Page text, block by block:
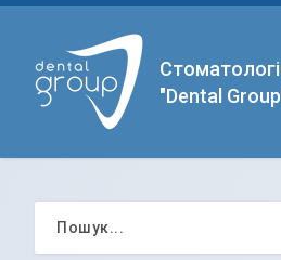
"Dental